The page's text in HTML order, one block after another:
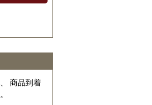
商品到着